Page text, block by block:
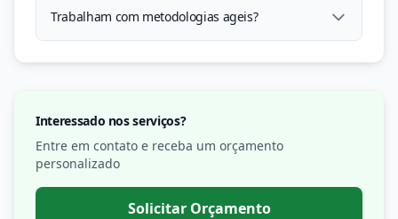
Trabalham com metodologias ageis?
Interessado nos serviços?
Entre em contato e receba um orçamento
personalizado
Solicitar Orçamento